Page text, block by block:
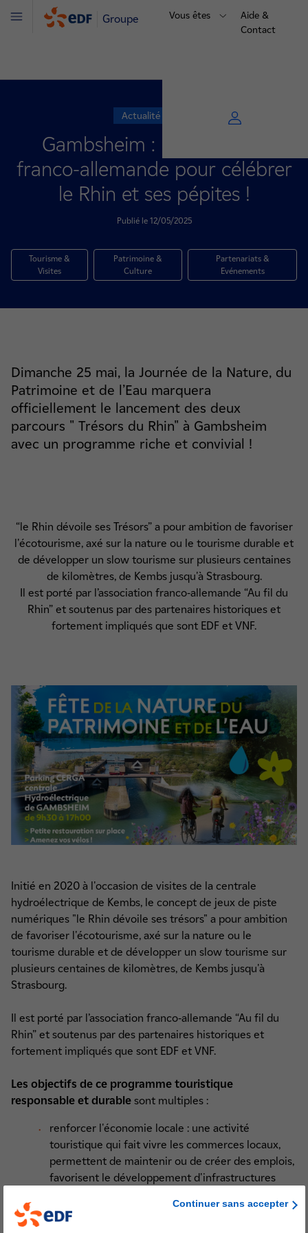
Groupe Vous êtes
Aide &
Contact
Menu
Actualité vallée
Gambsheim : Une journée
franco-allemande pour célébrer
le Rhin et ses pépites !
Publié le 12/05/2025
Tourisme &
Visites
Patrimoine &
Culture
Partenariats &
Evénements
Dimanche 25 mai, la Journée de la Nature, du
Patrimoine et de l’Eau marquera
officiellement le lancement des deux
parcours " Trésors du Rhin" à Gambsheim
avec un programme riche et convivial !
“le Rhin dévoile ses Trésors” a pour ambition de favoriser
l'écotourisme, axé sur la nature ou le tourisme durable et
de développer un slow tourisme sur plusieurs centaines
de kilomètres, de Kembs jusqu'à Strasbourg.
Il est porté par l’association franco-allemande “Au fil du
Rhin” et soutenus par des partenaires historiques et
fortement impliqués que sont EDF et VNF.
Initié en 2020 à l'occasion de visites de la centrale
hydroélectrique de Kembs, le concept de jeux de piste
numériques "le Rhin dévoile ses trésors" a pour ambition
de favoriser l'écotourisme, axé sur la nature ou le
tourisme durable et de développer un slow tourisme sur
plusieurs centaines de kilomètres, de Kembs jusqu'à
Strasbourg.
Il est porté par l’association franco-allemande “Au fil du
Rhin” et soutenus par des partenaires historiques et
fortement impliqués que sont EDF et VNF.
Les objectifs de ce programme touristique
responsable et durable sont multiples :
renforcer l'économie locale : une activité
touristique qui fait vivre les commerces locaux,
permettent de maintenir ou de créer des emplois,
favorisent le développement d'infrastructures
renouer le lien entre le grand public et le Rhin et
Continuer sans accepter